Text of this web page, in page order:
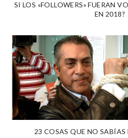
SI LOS «FOLLOWERS» FUERAN
EN 2018?
23 COSAS QUE NO SABÍAS